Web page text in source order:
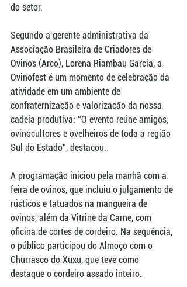
do setor.
Segundo a gerente administrativa da
Associação Brasileira de Criadores de
Ovinos (Arco), Lorena Riambau Garcia, a
Ovinofest é um momento de celebração da
atividade em um ambiente de
confraternização e valorização da nossa
cadeia produtiva: “O evento reúne amigos,
ovinocultores e ovelheiros de toda a região
Sul do Estado”, destacou.
A programação iniciou pela manhã com a
feira de ovinos, que incluiu o julgamento de
rústicos e tatuados na mangueira de
ovinos, além da Vitrine da Carne, com
oficina de cortes de cordeiro. Na sequência,
o público participou do Almoço com o
Churrasco do Xuxu, que teve como
destaque o cordeiro assado inteiro.